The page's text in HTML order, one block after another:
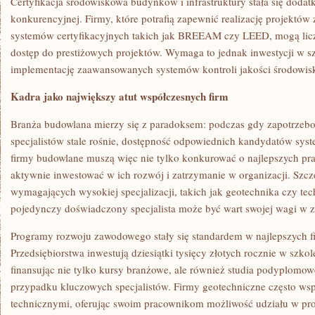
konkurencyjnej. Firmy, które potrafią zapewnić realizację projektów
systemów certyfikacyjnych takich jak BREEAM czy LEED, mogą
dostęp do prestiżowych projektów. Wymaga to jednak inwestycji w
implementację zaawansowanych systemów kontroli jakości
Kadra jako największy atut współczesnych firm
Branża budowlana mierzy się z paradoksem: podczas gdy
specjalistów stale rośnie, dostępność odpowiednich kandydatów
firmy budowlane muszą więc nie tylko konkurować o najlepszych
aktywnie inwestować w ich rozwój i zatrzymanie w organizacji.
wymagających wysokiej specjalizacji, takich jak geotechnika czy
pojedynczy doświadczony specjalista może być wart swojej wagi w
Programy rozwoju zawodowego stały się standardem w najlepszych
Przedsiębiorstwa inwestują dziesiątki tysięcy złotych rocznie w
finansując nie tylko kursy branżowe, ale również studia
przypadku kluczowych specjalistów. Firmy geotechniczne często
technicznymi, oferując swoim pracownikom możliwość udziału w